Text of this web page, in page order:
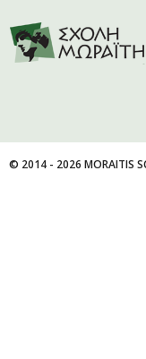
© 2014 - 2026 MORAITIS